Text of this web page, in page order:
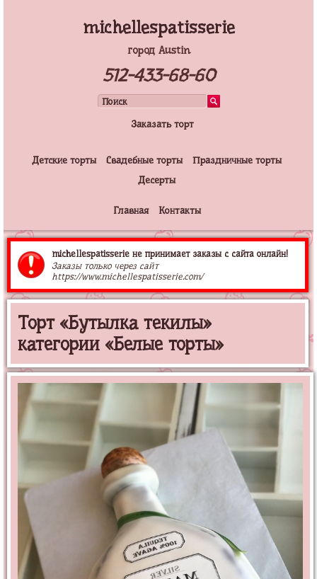
michellespatisserie
город Austin
512-433-68-60
Заказать торт
Детские торты Свадебные торты
Праздничные торты
Десерты
Главная Контакты
michellespatisserie не принимает заказы с сайта онлайн!
Заказы только через сайт
https://www.michellespatisserie.com/
Торт «Бутылка текилы»
категории «Белые торты»